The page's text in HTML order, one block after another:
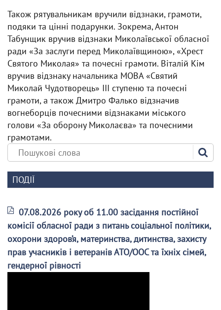
Також рятувальникам вручили відзнаки, грамоти,
подяки та цінні подарунки. Зокрема, Антон
Табунщик вручив відзнаки Миколаївської обласної
ради «За заслуги перед Миколаївщиною», «Хрест
Святого Миколая» та почесні грамоти. Віталій Кім
вручив відзнаку начальника МОВА «Святий
Миколай Чудотворець» ІІІ ступеню та почесні
грамоти, а також Дмитро Фалько відзначив
вогнеборців почесними відзнаками міського
голови «За оборону Миколаєва» та почесними
грамотами.
ПОДІЇ
07.08.2026 року об 11.00 засідання постійної
комісії обласної ради з питань соціальної політики,
охорони здоров’я, материнства, дитинства, захисту
прав учасників і ветеранів АТО/ООС та їхніх сімей,
гендерної рівності